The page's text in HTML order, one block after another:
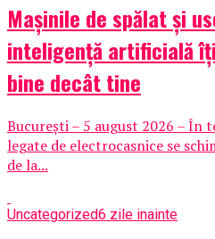
Mașinile de spălat și
inteligență artificială
bine decât tine
București – 5 august 2026 – În
legate de electrocasnice se
de la...
Uncategorized6 zile inainte